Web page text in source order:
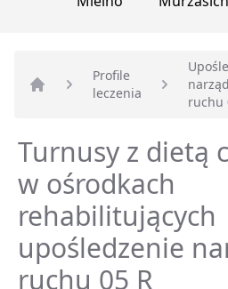
Strona główna
Profile
leczenia
ruchu
Turnusy z dietą
w ośrodkach
rehabilitujących
upośledzenie
ruchu 05 R